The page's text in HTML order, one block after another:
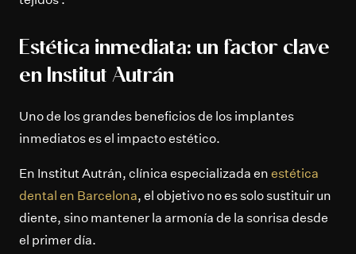
Estética inmediata: un factor clave
en Institut Autrán
Uno de los grandes beneficios de los implantes
inmediatos es el impacto estético.
En Institut Autrán, clínica especializada en estética
dental en Barcelona, el objetivo no es solo sustituir un
diente, sino mantener la armonía de la sonrisa desde
el primer día.